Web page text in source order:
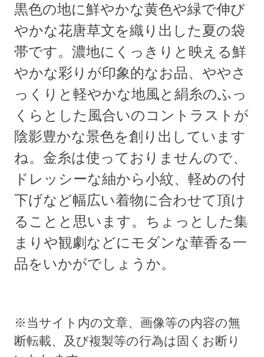
黒色の地に鮮やかな黄色や緑で伸び
やかな花唐草文を織り出した夏の袋
帯です。濃地にくっきりと映える鮮
やかな彩りが印象的なお品、ややさ
っくりと軽やかな地風と絹糸のふっ
くらとした風合いのコントラストが
陰影豊かな景色を創り出しています
ね。金糸は使っておりませんので、
ドレッシーな紬から小紋、軽めの付
下げなど幅広い着物に合わせて頂け
ることと思います。ちょっとした集
まりや観劇などにモダンな華香る一
品をいかがでしょうか。